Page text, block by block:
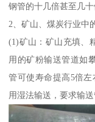
钢管的十几倍甚至几十
2、矿山、煤炭行业中
(1)矿山：矿山充填、
用的矿粉输送管道如
管可使寿命提高5倍
用湿法输送，要求输送